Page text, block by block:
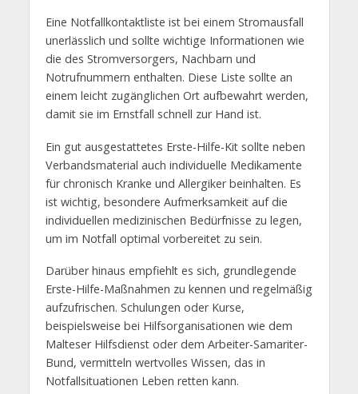
Eine Notfallkontaktliste ist bei einem Stromausfall
unerlässlich und sollte wichtige Informationen wie
die des Stromversorgers, Nachbarn und
Notrufnummern enthalten. Diese Liste sollte an
einem leicht zugänglichen Ort aufbewahrt werden,
damit sie im Ernstfall schnell zur Hand ist.
Ein gut ausgestattetes Erste-Hilfe-Kit sollte neben
Verbandsmaterial auch individuelle Medikamente
für chronisch Kranke und Allergiker beinhalten. Es
ist wichtig, besondere Aufmerksamkeit auf die
individuellen medizinischen Bedürfnisse zu legen,
um im Notfall optimal vorbereitet zu sein.
Darüber hinaus empfiehlt es sich, grundlegende
Erste-Hilfe-Maßnahmen zu kennen und regelmäßig
aufzufrischen. Schulungen oder Kurse,
beispielsweise bei Hilfsorganisationen wie dem
Malteser Hilfsdienst oder dem Arbeiter-Samariter-
Bund, vermitteln wertvolles Wissen, das in
Notfallsituationen Leben retten kann.